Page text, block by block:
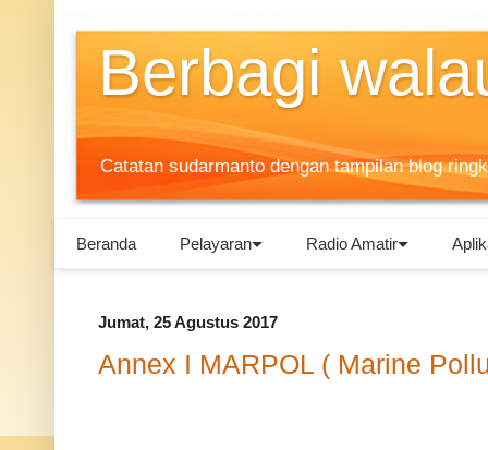
Berbagi
Catatan sudarmanto dengan tampilan blog
Jumat, 25 Agustus 2017
Annex I MARPOL ( Marine
Beranda Pelayaran Radio Amatir